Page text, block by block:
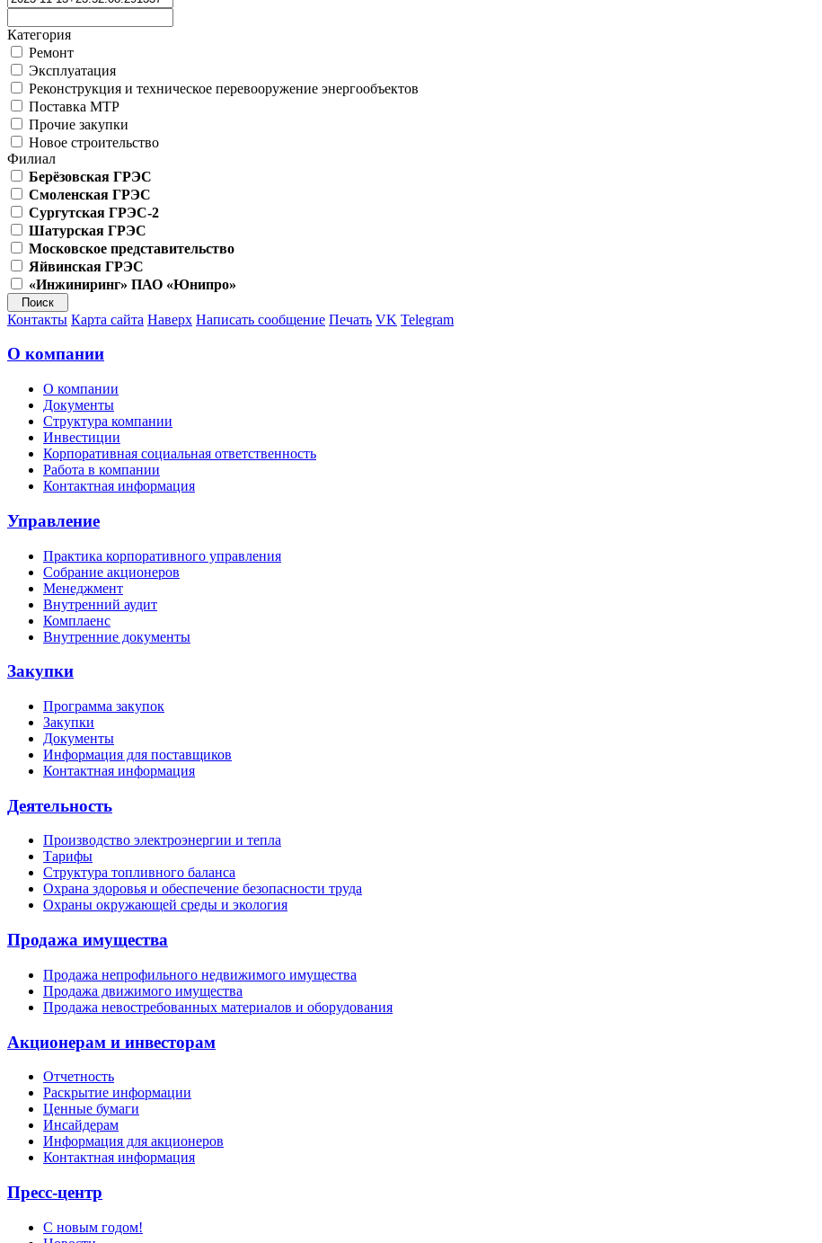
Категория
Ремонт
Эксплуатация
Реконструкция и техническое перевооружение энергообъектов
Поставка МТР
Прочие закупки
Новое строительство
Филиал
Берёзовская ГРЭС
Смоленская ГРЭС
Сургутская ГРЭС-2
Шатурская ГРЭС
Московское представительство
Яйвинская ГРЭС
«Инжиниринг» ПАО «Юнипро»
Контакты Карта сайта Наверх Написать сообщение Печать VK Telegram
О компании
О компании
Документы
Структура компании
Инвестиции
Корпоративная социальная ответственность
Работа в компании
Контактная информация
Управление
Практика корпоративного управления
Собрание акционеров
Менеджмент
Внутренний аудит
Комплаенс
Внутренние документы
Закупки
Программа закупок
Закупки
Документы
Информация для поставщиков
Контактная информация
Деятельность
Производство электроэнергии и тепла
Тарифы
Структура топливного баланса
Охрана здоровья и обеспечение безопасности труда
Охраны окружающей среды и экология
Продажа имущества
Продажа непрофильного недвижимого имущества
Продажа движимого имущества
Продажа невостребованных материалов и оборудования
Акционерам и инвесторам
Отчетность
Раскрытие информации
Ценные бумаги
Инсайдерам
Информация для акционеров
Контактная информация
Пресс-центр
С новым годом!